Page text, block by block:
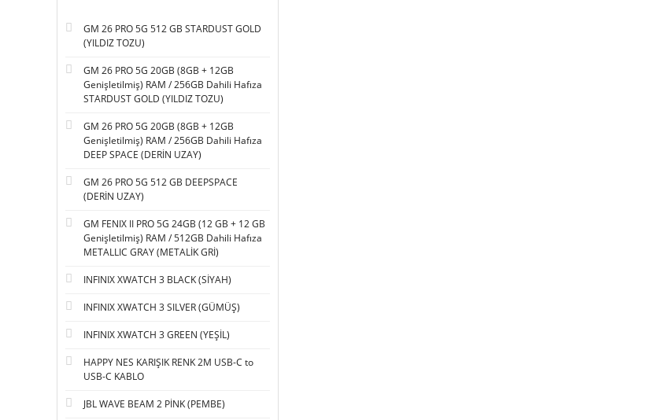
GM 26 PRO 5G 512 GB STARDUST GOLD
(YILDIZ TOZU)
GM 26 PRO 5G 20GB (8GB + 12GB
Genişletilmiş) RAM / 256GB Dahili Hafıza
STARDUST GOLD (YILDIZ TOZU)
GM 26 PRO 5G 20GB (8GB + 12GB
Genişletilmiş) RAM / 256GB Dahili Hafıza
DEEP SPACE (DERİN UZAY)
GM 26 PRO 5G 512 GB DEEPSPACE
(DERİN UZAY)
GM FENIX II PRO 5G 24GB (12 GB + 12 GB
Genişletilmiş) RAM / 512GB Dahili Hafıza
METALLIC GRAY (METALİK GRİ)
INFINIX XWATCH 3 BLACK (SİYAH)
INFINIX XWATCH 3 SILVER (GÜMÜŞ)
INFINIX XWATCH 3 GREEN (YEŞİL)
HAPPY NES KARIŞIK RENK 2M USB-C to
USB-C KABLO
JBL WAVE BEAM 2 PİNK (PEMBE)